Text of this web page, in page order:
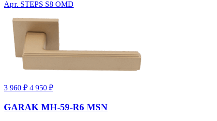
Арт. STEPS S8 OMD
3 960 ₽ 4 950 ₽
GARAK MH-59-R6 MSN